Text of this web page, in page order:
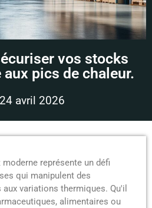
vos stocks
pics de chaleur.
24 avril 2026
représente un défi
qui manipulent des
variations thermiques. Qu'il
alimentaires ou